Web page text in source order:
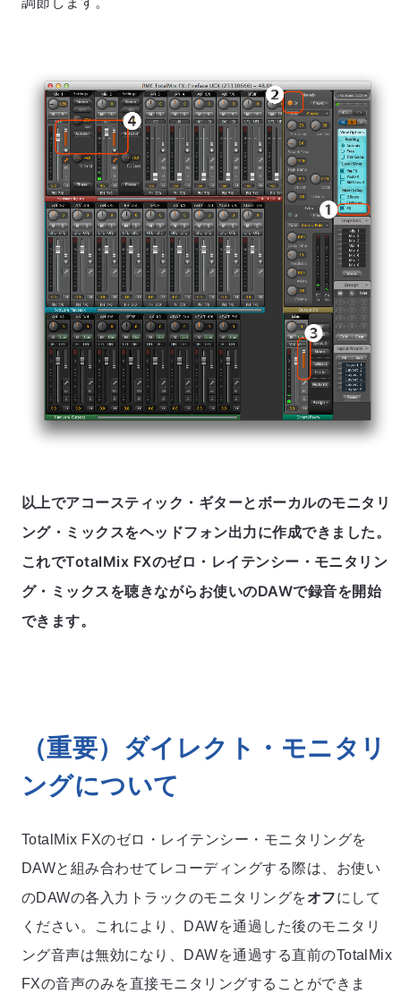
以上でアコースティック・ギターとボーカルのモニタリ
ング・ミックスをヘッドフォン出力に作成できました。
これでTotalMix FXのゼロ・レイテンシー・モニタリン
グ・ミックスを聴きながらお使いのDAWで録音を開始
できます。
（重要）ダイレクト・モニタリ
ングについて
TotalMix FXのゼロ・レイテンシー・モニタリングを
DAWと組み合わせてレコーディングする際は、お使い
のDAWの各入力トラックのモニタリングをオフにして
ください。これにより、DAWを通過した後のモニタリ
ング音声は無効になり、DAWを通過する直前のTotalMix
FXの音声のみを直接モニタリングすることができま